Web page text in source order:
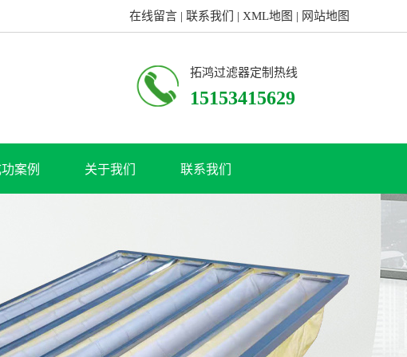
在线留言 | 联系我们 | XML地图 | 网站地图
拓鸿过滤器定制热线
15153415629
案例 关于我们 联系我们